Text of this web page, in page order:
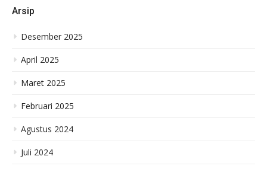
Arsip
Desember 2025
April 2025
Maret 2025
Februari 2025
Agustus 2024
Juli 2024